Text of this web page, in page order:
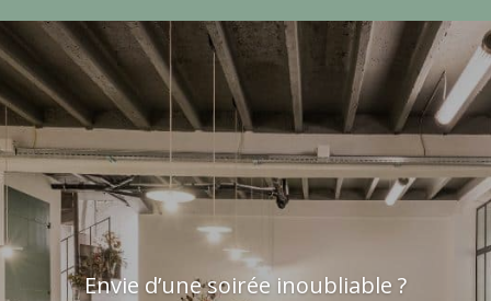
Envie d’une soirée inoubliable ?